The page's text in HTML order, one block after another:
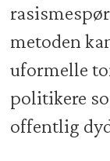
metoden
uformelle
politikere
offentlig